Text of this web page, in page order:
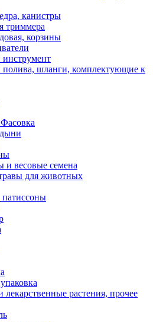
канистры
триммера
корзины
шланги, комплектующие к
и весовые семена
для животных
патиссоны
растения, прочее